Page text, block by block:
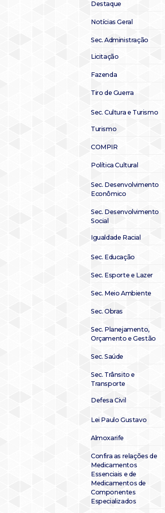
Destaque
Notícias Geral
Sec. Administração
Licitação
Fazenda
Tiro de Guerra
Sec. Cultura e Turismo
Turismo
COMPIR
Política Cultural
Sec. Desenvolvimento
Econômico
Sec. Desenvolvimento
Social
Igualdade Racial
Sec. Educação
Sec. Esporte e Lazer
Sec. Meio Ambiente
Sec. Obras
Sec. Planejamento,
Orçamento e Gestão
Sec. Saúde
Sec. Trânsito e
Transporte
Defesa Civil
Lei Paulo Gustavo
Almoxarife
Confira as relações de
Medicamentos
Essenciais e de
Medicamentos de
Componentes
Especializados